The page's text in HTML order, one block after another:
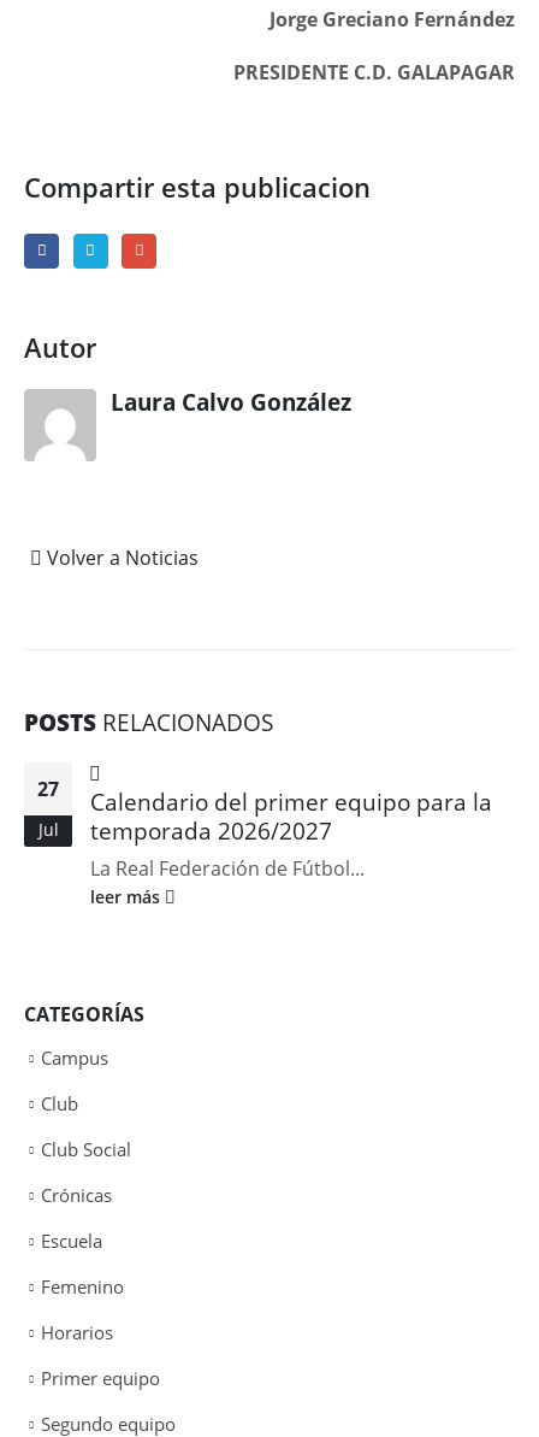
Jorge Greciano Fernández
PRESIDENTE C.D. GALAPAGAR
Compartir esta publicacion
Autor
Laura Calvo González
Volver a Noticias
POSTS RELACIONADOS
27
Jul
Calendario del primer equipo para la
temporada 2026/2027
La Real Federación de Fútbol...
leer más
CATEGORÍAS
Campus
Club
Club Social
Crónicas
Escuela
Femenino
Horarios
Primer equipo
Segundo equipo